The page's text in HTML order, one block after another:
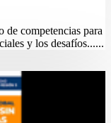
de competencias para
y los desafíos......